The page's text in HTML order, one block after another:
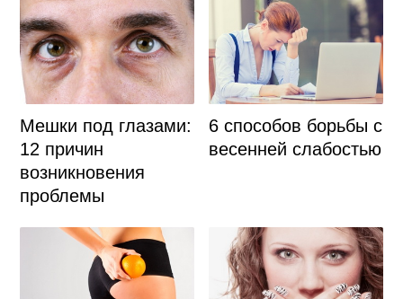
Мешки под глазами:
12 причин
возникновения
проблемы
6 способов борьбы с
весенней слабостью